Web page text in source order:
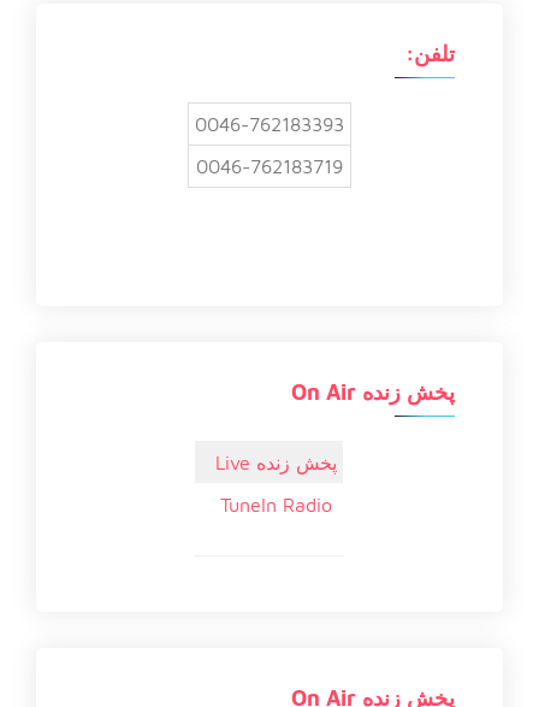
تلفن:
0046-762183393
0046-762183719
پخش زنده On Air
پخش زنده Live
TuneIn Radio
پخش زنده On Air